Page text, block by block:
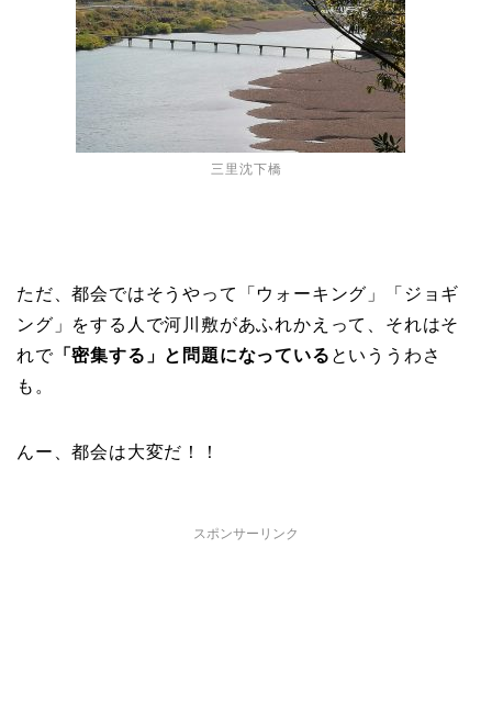
三里沈下橋
ただ、都会ではそうやって「ウォーキング」「ジョギ
ング」をする人で河川敷があふれかえって、それはそ
れで「密集する」と問題になっている といううわさ
も。
んー、都会は大変だ！！
スポンサーリンク